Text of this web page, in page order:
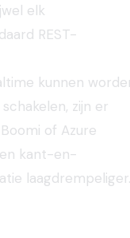
elk
REST-
kunnen
schakelen, zijn er
of Azure
kant-en-
laagdrempeliger.